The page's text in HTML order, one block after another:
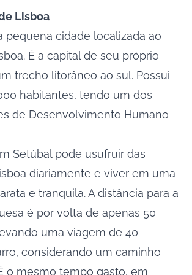
Lisboa
pequena cidade localizada ao
É a capital de seu próprio
trecho litorâneo ao sul. Possui
habitantes, tendo um dos
de Desenvolvimento Humano
Setúbal pode usufruir das
diariamente e viver em uma
e tranquila. A distância para a
é por volta de apenas 50
uma viagem de 40
considerando um caminho
o mesmo tempo gasto, em